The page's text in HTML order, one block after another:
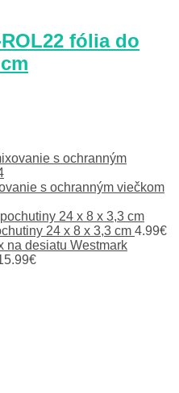
fólia do
s ochranným viečkom
24 x 8 x 3,3 cm 4.99€
Westmark
€